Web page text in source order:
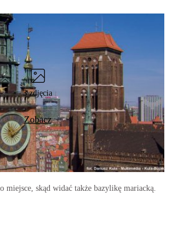
3 zdjęcia
Zobacz
miejsce, skąd widać także bazylikę mariacką.